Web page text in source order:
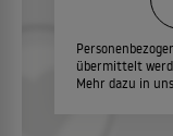
übermittelt
Mehr dazu in